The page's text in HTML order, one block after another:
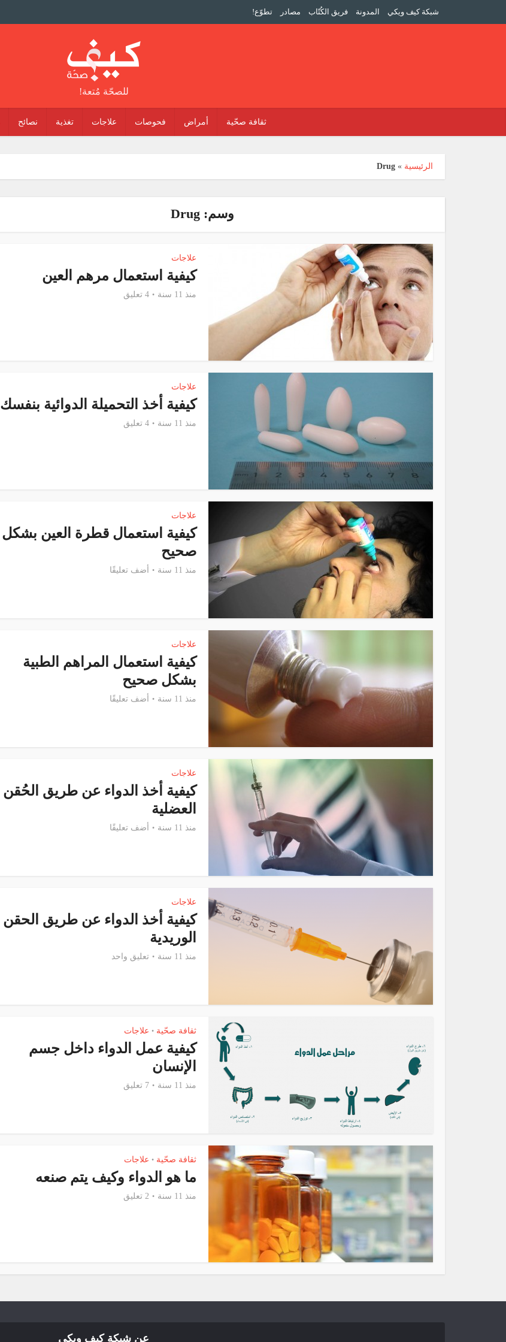
شبكة كيف ويكي المدونة فريق الكُتّاب مصادر تطوّع!
للصحّة مُتعة!
ثقافة صحّية أمراض فحوصات علاجات تغذية نصائح
الرئيسية »
Drug
وسم: Drug
علاجات
كيفية استعمال مرهم العين
منذ 11 سنة 4 تعليق
علاجات
كيفية أخذ التحميلة الدوائية بنفسك
منذ 11 سنة 4 تعليق
علاجات
كيفية استعمال قطرة العين بشكل
صحيح
منذ 11 سنة أضف تعليقًا
علاجات
كيفية استعمال المراهم الطبية
بشكل صحيح
منذ 11 سنة أضف تعليقًا
علاجات
كيفية أخذ الدواء عن طريق الحُقن
العضلية
منذ 11 سنة أضف تعليقًا
علاجات
كيفية أخذ الدواء عن طريق الحقن
الوريدية
منذ 11 سنة تعليق واحد
ثقافة صحّية • علاجات
كيفية عمل الدواء داخل جسم
الإنسان
منذ 11 سنة 7 تعليق
ثقافة صحّية • علاجات
ما هو الدواء وكيف يتم صنعه
منذ 11 سنة 2 تعليق
عن شبكة كيف ويكي